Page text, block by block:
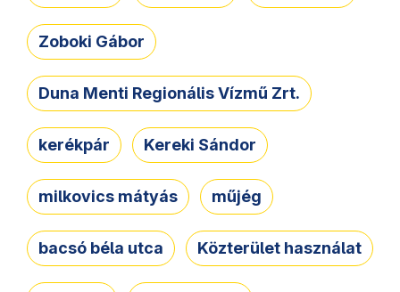
Zoboki Gábor
Duna Menti Regionális Vízmű Zrt.
kerékpár Kereki Sándor
milkovics mátyás műjég
bacsó béla utca Közterület használat